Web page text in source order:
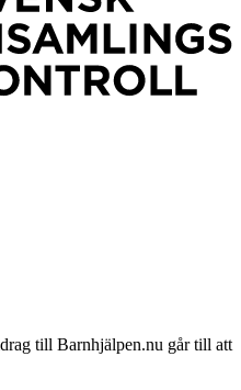
till Barnhjälpen.nu går till att